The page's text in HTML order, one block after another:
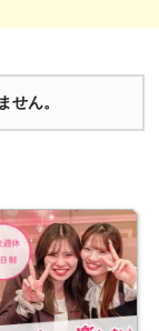
せん。